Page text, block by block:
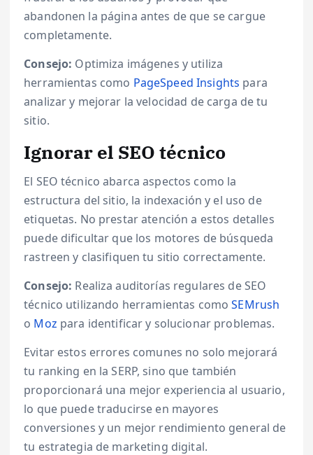
abandonen la página antes de que se cargue
completamente.
Consejo: Optimiza imágenes y utiliza
herramientas como PageSpeed Insights para
analizar y mejorar la velocidad de carga de tu
sitio.
Ignorar el SEO técnico
El SEO técnico abarca aspectos como la
estructura del sitio, la indexación y el uso de
etiquetas. No prestar atención a estos detalles
puede dificultar que los motores de búsqueda
rastreen y clasifiquen tu sitio correctamente.
Consejo: Realiza auditorías regulares de SEO
técnico utilizando herramientas comoSEMrush
o Moz para identificar y solucionar problemas.
Evitar estos errores comunes no solo mejorará
tu ranking en la SERP, sino que también
proporcionará una mejor experiencia al usuario,
lo que puede traducirse en mayores
conversiones y un mejor rendimiento general de
tu estrategia de marketing digital.